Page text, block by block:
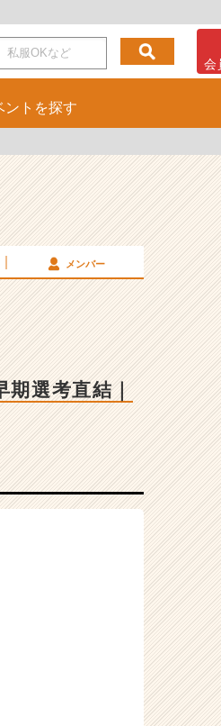
会
ント を探す
メンバー
選考直結｜